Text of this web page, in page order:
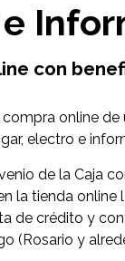
con
online de
electro e
de la Caja
la tienda online
de crédito y
(Rosario y